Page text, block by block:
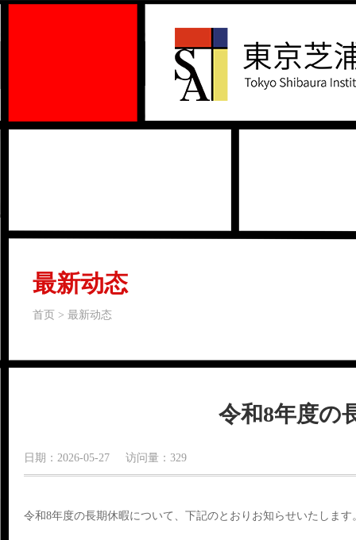
最新动态
首页 > 最新动态
令和8年度の
日期：2026-05-27 访问量：329
令和8年度の長期休暇について、下記のとおりお知らせいたします